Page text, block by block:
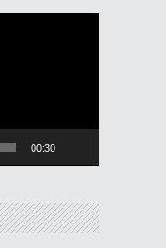
00:30